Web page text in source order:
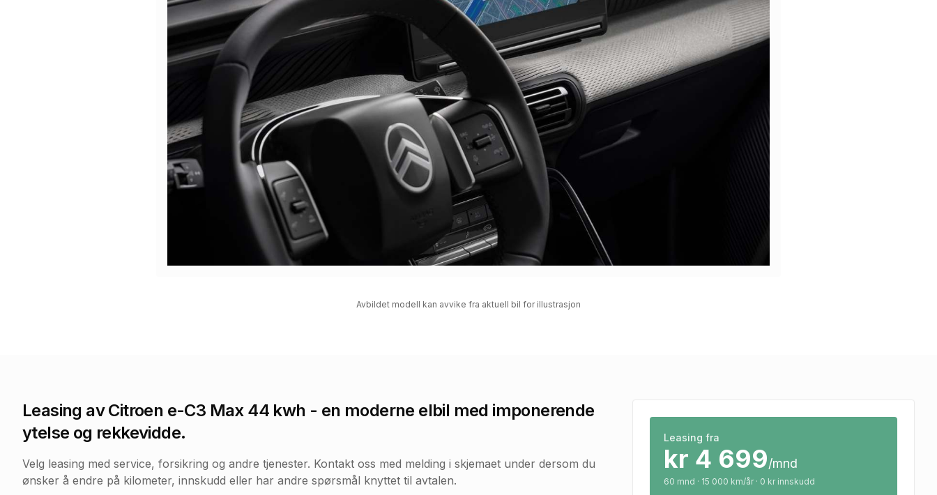
Avbildet modell kan avvike fra aktuell bil for illustrasjon
Leasing avCitroen e-C3 Max 44 kwh - en moderne elbil med imponerende
ytelse og rekkevidde.
Velg leasing med service, forsikring og andre tjenester. Kontakt oss med melding i skjemaet under dersom du
ønsker å endre på kilometer, innskudd eller har andre spørsmål knyttet til avtalen.
Leasing fra
kr 4 699/mnd
60 mnd · 15 000 km/år · 0 kr innskudd